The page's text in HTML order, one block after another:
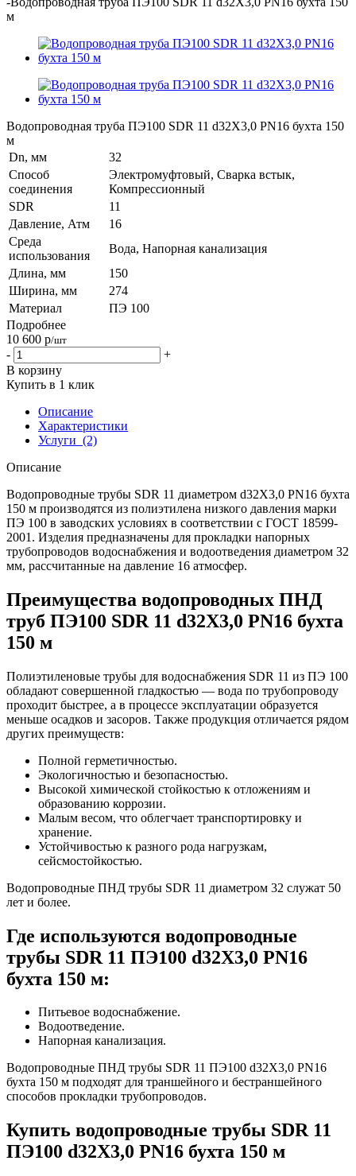
м
Водопроводная труба ПЭ100 SDR 11 d32Х3,0 PN16 бухта 150
м
Dn, мм
32
Способ
соединения
Электромуфтовый, Сварка встык,
Компрессионный
SDR
11
Давление, Атм
16
Среда
использования
Вода, Напорная канализация
Длина, мм
150
Ширина, мм
274
Материал
ПЭ 100
Подробнее
10 600 р/шт
-
+
В корзину
Купить в 1 клик
Описание
Характеристики
Услуги (2)
Описание
Водопроводные трубы SDR 11 диаметром d32Х3,0 PN16 бухта
150 м производятся из полиэтилена низкого давления марки
ПЭ 100 в заводских условиях в соответствии с ГОСТ 18599-
2001. Изделия предназначены для прокладки напорных
трубопроводов водоснабжения и водоотведения диаметром 32
мм, рассчитанные на давление 16 атмосфер.
Преимущества водопроводных ПНД
труб ПЭ100 SDR 11 d32Х3,0 PN16 бухта
150 м
Полиэтиленовые трубы для водоснабжения SDR 11 из ПЭ 100
обладают совершенной гладкостью — вода по трубопроводу
проходит быстрее, а в процессе эксплуатации образуется
меньше осадков и засоров. Также продукция отличается рядом
других преимуществ:
Полной герметичностью.
Экологичностью и безопасностью.
Высокой химической стойкостью к отложениям и
образованию коррозии.
Малым весом, что облегчает транспортировку и
хранение.
Устойчивостью к разного рода нагрузкам,
сейсмостойкостью.
Водопроводные ПНД трубы SDR 11 диаметром 32 служат 50
лет и более.
Где используются водопроводные
трубы SDR 11 ПЭ100 d32Х3,0 PN16
бухта 150 м:
Питьевое водоснабжение.
Водоотведение.
Напорная канализация.
Водопроводные ПНД трубы SDR 11 ПЭ100 d32Х3,0 PN16
бухта 150 м подходят для траншейного и бестраншейного
способов прокладки трубопроводов.
Купить водопроводные трубы SDR 11
ПЭ100 d32Х3,0 PN16 бухта 150 м